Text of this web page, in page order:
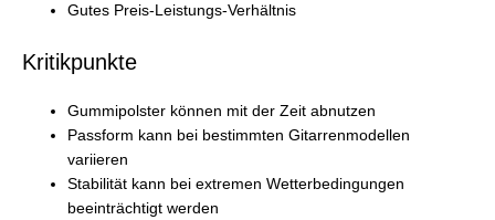
Gutes Preis-Leistungs-Verhältnis
Kritikpunkte
Gummipolster können mit der Zeit abnutzen
Passform kann bei bestimmten Gitarrenmodellen
variieren
Stabilität kann bei extremen Wetterbedingungen
beeinträchtigt werden